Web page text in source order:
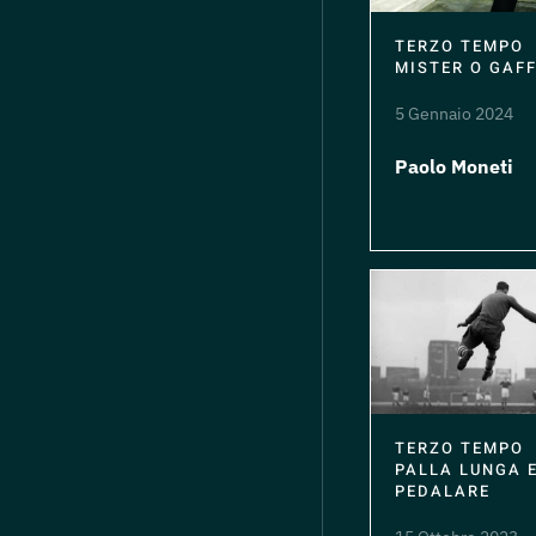
TERZO TEMPO
MISTER O
5 Gennaio 2024
Paolo Moneti
TERZO TEMPO
PALLA LUNGA
PEDALARE